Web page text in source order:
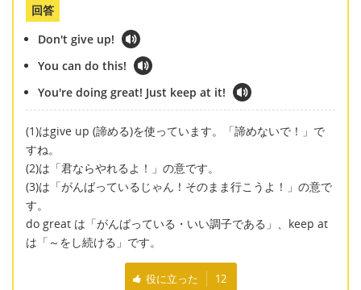
回答
Don't give up!
You can do this!
You're doing great! Just keep at it!
(1)はgive up (諦める)を使っています。「諦めないで！」で
すね。
(2)は「君ならやれるよ！」の意です。
(3)は「がんばっているじゃん！そのまま行こうよ！」の意で
す。
do great は「がんばっている・いい調子である」、keep at
は「～をし続ける」です。
役に立った 12